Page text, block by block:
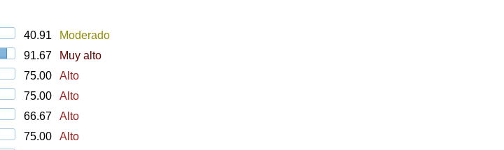
40.91
Moderado
91.67
Muy alto
75.00
Alto
75.00
Alto
66.67
Alto
75.00
Alto